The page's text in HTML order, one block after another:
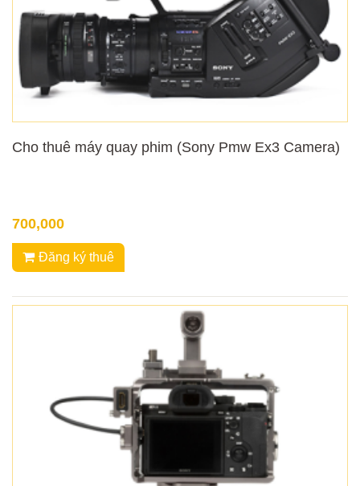
Cho thuê máy quay phim (Sony Pmw Ex3 Camera)
700,000
Đăng ký thuê